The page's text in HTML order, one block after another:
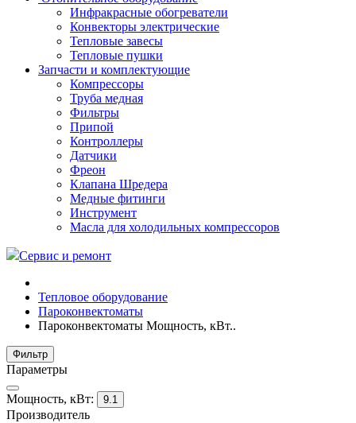
Инфракрасные обогреватели
Конвекторы электрические
Тепловые завесы
Тепловые пушки
Запчасти и комплектующие
Компрессоры
Труба медная
Фильтры
Припой
Контроллеры
Датчики
Фреон
Клапана Шредера
Медные фитинги
Инструмент
Масла для холодильных компрессоров
Сервис и ремонт
Тепловое оборудование
Пароконвектоматы
Пароконвектоматы Мощность, кВт..
Фильтр
Параметры
Мощность, кВт: 9.1
Производитель